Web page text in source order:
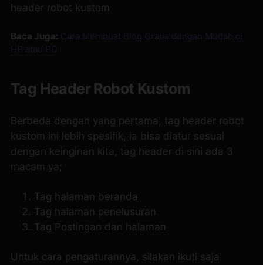
header robot kustom
Baca Juga: Cara Membuat Blog Gratis dengan Mudah di
HP atau PC
Tag Header Robot Kustom
Berbeda dengan yang pertama, tag header robot
kustom ini lebih spesifik, ia bisa diatur sesuai
dengan keinginan kita, tag header di sini ada 3
macam ya;
Tag halaman beranda
Tag halaman penelusuran
Tag Postingan dan halaman
Untuk cara pengaturannya, silakan ikuti saja